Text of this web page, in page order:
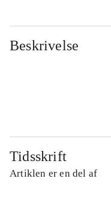
Beskrivelse
Tidsskrift
Artiklen er en del af